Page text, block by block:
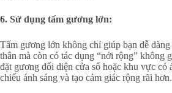
6. Sử dụng tấm gương lớn:
Tấm gương lớn không chỉ giúp bạn dễ
thân mà còn có tác dụng “nới rộng” không
đặt gương đối diện cửa sổ hoặc khu vực có
chiếu ánh sáng và tạo cảm giác rộng rãi hơn.